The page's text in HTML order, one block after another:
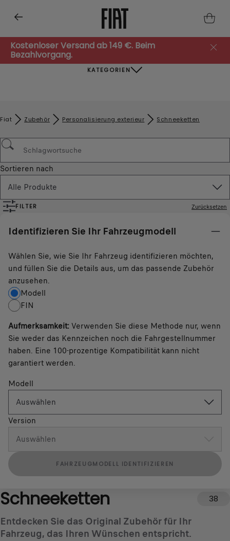
Kostenloser Versand ab 149 €. Beim
Bezahlvorgang.
KATEGORIEN
Fiat Zubehör​ Personalisierung exterieur Schneeketten
Sortieren nach
Alle Produkte
FILTER Zurücksetzen
Identifizieren Sie Ihr Fahrzeugmodell
Wählen Sie, wie Sie Ihr Fahrzeug identifizieren möchten,
und füllen Sie die Details aus, um das passende Zubehör
anzusehen.
Modell
FIN
Aufmerksamkeit: Verwenden Sie diese Methode nur, wenn
Sie weder das Kennzeichen noch die Fahrgestellnummer
haben. Eine 100-prozentige Kompatibilität kann nicht
garantiert werden.
Modell
Auswählen
Version
Auswählen
FAHRZEUGMODELL IDENTIFIZIEREN
Schneeketten 38
Entdecken Sie das Original Zubehör für Ihr
Fahrzeug, das Ihren Wünschen entspricht.